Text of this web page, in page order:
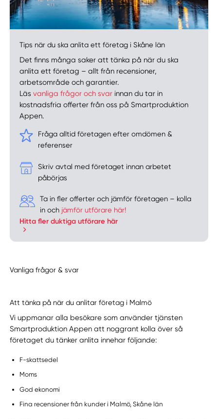
Tips när du ska anlita ett företag i Skåne län
Det finns många saker att tänka på när du ska
anlita ett företag – allt från recensioner,
arbetsområde och garantier.
Läsvanliga frågor och svar innan du tar in
kostnadsfria offerter från oss på Smartproduktion
Appen.
Fråga alltid företagen efter omdömen &
referenser
Skriv avtal med företaget innan arbetet
påbörjas
Ta in fler offerter och jämför företagen – kolla
in och jämför utförare här!
Hitta fler duktiga utförare här
Vanliga frågor & svar
Att tänka på när du anlitar företag i Malmö
Vi uppmanar alla besökare som använder tjänsten
Smartproduktion Appen att noggrant kolla över så
företaget du tänker anlita innehar följande:
F-skattsedel
Moms
God ekonomi
Fina recensioner från kunder i Malmö, Skåne län